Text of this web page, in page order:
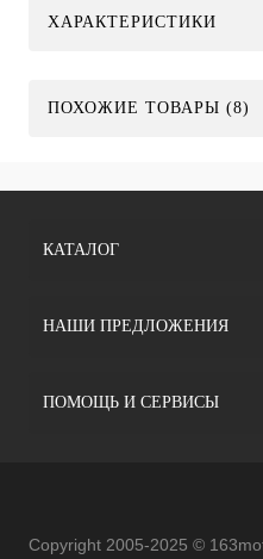
ХАРАКТЕРИСТИКИ
ПОХОЖИЕ ТОВАРЫ (8)
КАТАЛОГ
НАШИ ПРЕДЛОЖЕНИЯ
ПОМОЩЬ И СЕРВИСЫ
Copyright 2005-2025 ©